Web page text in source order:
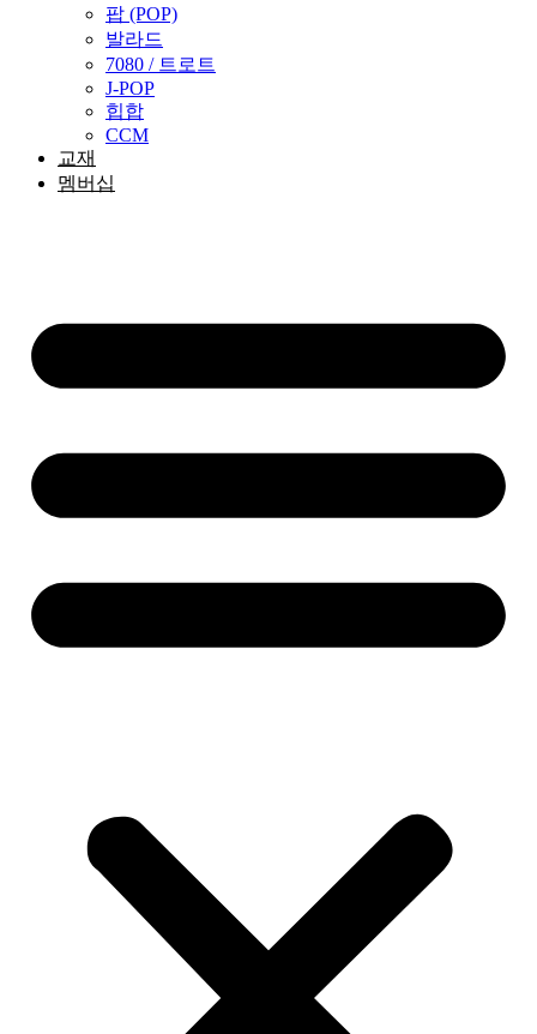
팝 (POP)
발라드
7080 / 트로트
J-POP
힙합
CCM
교재
멤버십